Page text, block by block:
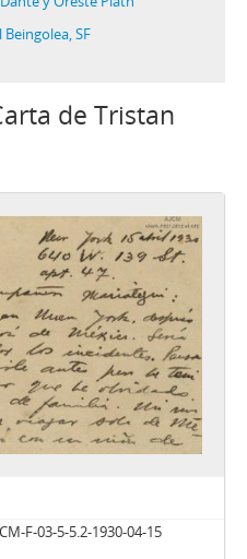
SF
de Tristan
F-03-5-5.2-1930-04-15